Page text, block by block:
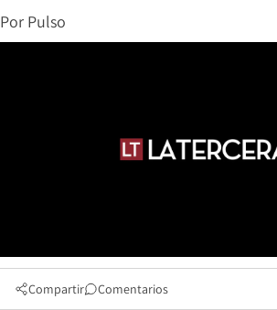
Por Pulso
Compartir Comentarios